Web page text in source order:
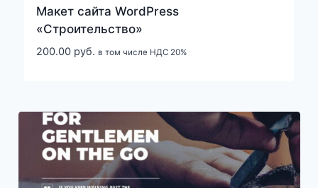
Макет сайта WordPress
«Строительство»
200.00 руб. в том числе НДС 20%